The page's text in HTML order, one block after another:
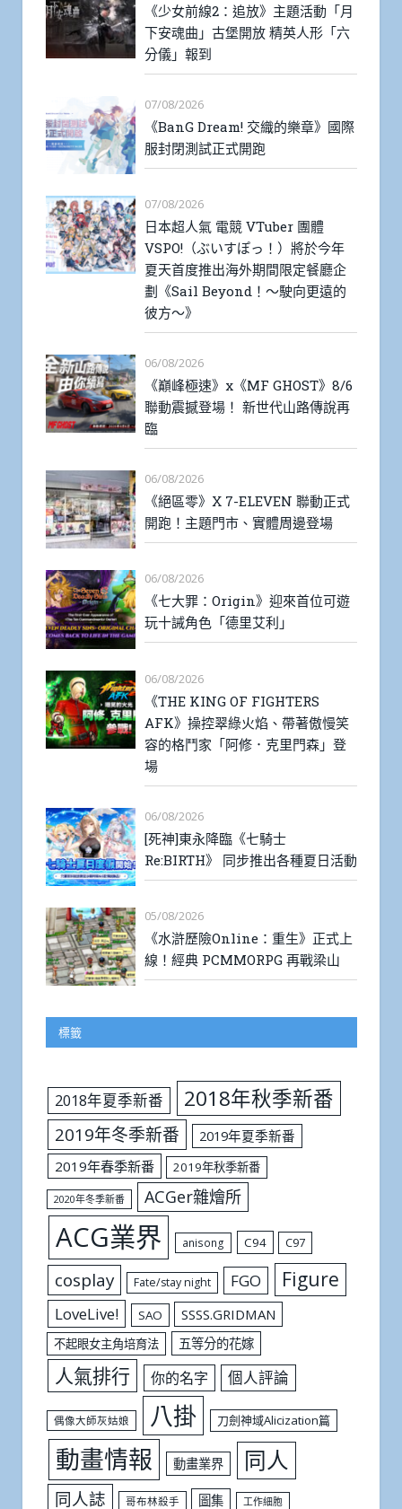
《少女前線2：追放》主題活動「月
下安魂曲」古堡開放 精英人形「六
分儀」報到
07/08/2026
《BanG Dream! 交織的樂章》國際
服封閉測試正式開跑
07/08/2026
日本超人氣 電競 VTuber 團體
VSPO!（ぶいすぽっ！）將於今年
夏天首度推出海外期間限定餐廳企
劃《Sail Beyond！～駛向更遠的
彼方～》
06/08/2026
《巔峰極速》x《MF GHOST》8/6
聯動震撼登場！ 新世代山路傳說再
臨
06/08/2026
《絕區零》X 7-ELEVEN 聯動正式
開跑！主題門市、實體周邊登場
06/08/2026
《七大罪：Origin》迎來首位可遊
玩十誡角色「德里艾利」
06/08/2026
《THE KING OF FIGHTERS
AFK》操控翠綠火焰、帶著傲慢笑
容的格鬥家「阿修．克里門森」登
場
06/08/2026
[死神]東永降臨《七騎士
Re:BIRTH》 同步推出各種夏日活動
05/08/2026
《水滸歷險Online：重生》正式上
線！經典 PCMMORPG 再戰梁山
標籤
2018年夏季新番 2018年秋季新番
2019年冬季新番
2019年夏季新番
2019年春季新番
2019年秋季新番
2020年冬季新番 ACGer雜燴所
ACG業界 anisong C94 C97
cosplay Fate/stay night FGO Figure
LoveLive! SAO SSSS.GRIDMAN
不起眼女主角培育法 五等分的花嫁
人氣排行 你的名字 個人評論
偶像大師灰姑娘 八掛 刀劍神域Alicization篇
動畫情報 動畫業界 同人
同人誌 哥布林殺手 圖集 工作細胞